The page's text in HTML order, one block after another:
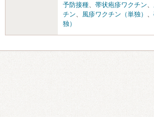
予防接種
帯状疱疹ワクチン
チン
風疹ワクチン（単独）
独）